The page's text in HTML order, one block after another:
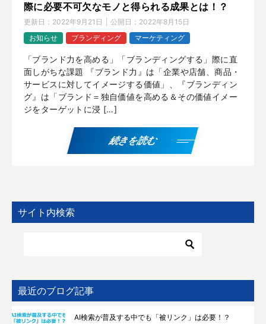
際に必要不可欠なモノと得られる成果とは！？
更新日： 2022年9月21日 公開日： 2022年8月15日
お知らせ
ブランディング マーケティング
「ブランド力を高める」「ブランディングする」際に直
面しがちな課題 『ブランド力』は「企業や店舗、商品・
サービスに対してイメージする価値」、『ブランディン
グ』は「ブランド＝独自価値を高める＆その価値イメー
ジをターゲットに浸 […]
続きを読む
サイト内検索
最近のブログ記事
AI検索が普及する中でも「被リンク」は必要！？